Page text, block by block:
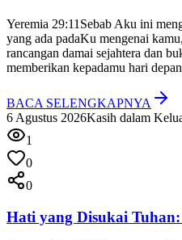
Yeremia 29:11 Sebab Aku ini
yang ada padaKu mengenai
rancangan damai sejahtera dan
memberikan kepadamu hari
BACA SELENGKAPNYA
6 Agustus 2026Kasih dalam
1
0
0
Hati yang Disukai